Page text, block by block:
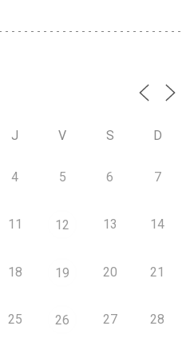
J V S D
4 5 6 7
11 12 13 14
18 19 20 21
25 26 27 28